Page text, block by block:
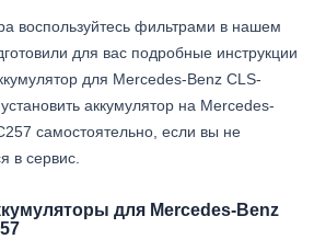
воспользуйтесь фильтрами в нашем
для вас подробные инструкции
для Mercedes-Benz CLS-
аккумулятор на Mercedes-
самостоятельно, если вы не
в сервис.
для Mercedes-Benz